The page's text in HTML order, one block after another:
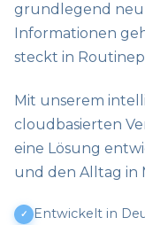
grundlegend neu
Informationen
steckt in
Mit unserem
cloudbasierten
eine Lösung
und den Alltag in
Entwickelt in